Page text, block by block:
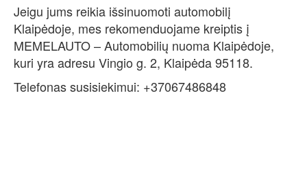
Jeigu jums reikia išsinuomoti automobilį
Klaipėdoje, mes rekomenduojame kreiptis į
MEMELAUTO – Automobilių nuoma Klaipėdoje,
kuri yra adresu Vingio g. 2, Klaipėda 95118.
Telefonas susisiekimui: +37067486848